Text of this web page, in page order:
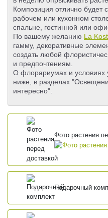
Композиция отлично будет
рабочем или кухонном
спальне, гостинной или
По вашему желанию La
гамму, декоративные
создать любой
и предпочтениям.
О флорариумах и условиях
ниже, в разделах
интересно".
Фото растения
Подарочный